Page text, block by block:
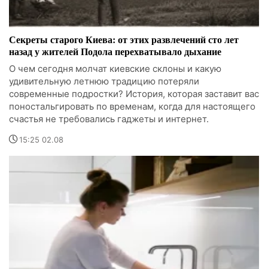
Секреты старого Киева: от этих развлечений сто лет
назад у жителей Подола перехватывало дыхание
О чем сегодня молчат киевские склоны и какую
удивительную летнюю традицию потеряли
современные подростки? История, которая заставит вас
поностальгировать по временам, когда для настоящего
счастья не требовались гаджеты и интернет.
15:25 02.08